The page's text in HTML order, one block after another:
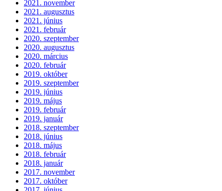
2021. november
2021. augusztus
2021. június
2021. február
2020. szeptember
2020. augusztus
2020. március
2020. február
2019. október
2019. szeptember
2019. június
2019. május
2019. február
2019. január
2018. szeptember
2018. június
2018. május
2018. február
2018. január
2017. november
2017. október